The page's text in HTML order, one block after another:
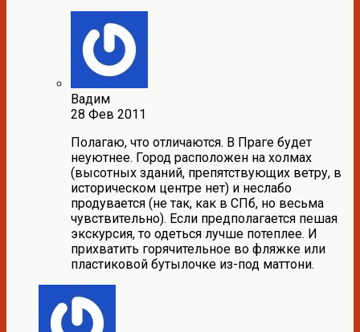
Вадим
28 Фев 2011
Полагаю, что отличаются. В Праге будет
неуютнее. Город расположен на холмах
(высотных зданий, препятствующих ветру, в
историческом центре нет) и неслабо
продувается (не так, как в СПб, но весьма
чувствительно). Если предполагается пешая
экскурсия, то одеться лучше потеплее. И
прихватить горячительное во фляжке или
пластиковой бутылочке из-под маттони.